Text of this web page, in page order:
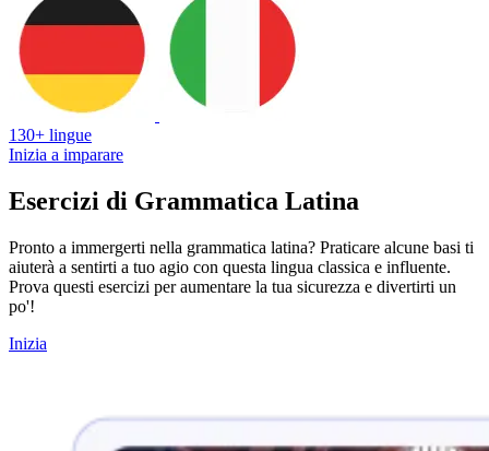
130+ lingue
Inizia a imparare
Esercizi di Grammatica Latina
Pronto a immergerti nella grammatica latina? Praticare alcune basi ti
aiuterà a sentirti a tuo agio con questa lingua classica e influente.
Prova questi esercizi per aumentare la tua sicurezza e divertirti un
po'!
Inizia